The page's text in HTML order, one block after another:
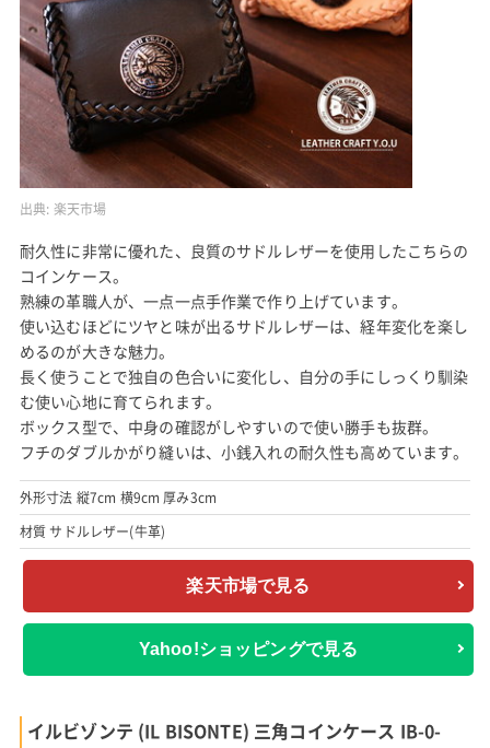
出典: 楽天市場
耐久性に非常に優れた、良質のサドルレザーを使用したこちらの
コインケース。
熟練の革職人が、一点一点手作業で作り上げています。
使い込むほどにツヤと味が出るサドルレザーは、経年変化を楽し
めるのが大きな魅力。
長く使うことで独自の色合いに変化し、自分の手にしっくり馴染
む使い心地に育てられます。
ボックス型で、中身の確認がしやすいので使い勝手も抜群。
フチのダブルかがり縫いは、小銭入れの耐久性も高めています。
外形寸法 縦7cm 横9cm 厚み3cm
材質 サドルレザー(牛革)
楽天市場で見る
Yahoo!ショッピングで見る
イルビゾンテ (IL BISONTE) 三角コインケース IB-0-